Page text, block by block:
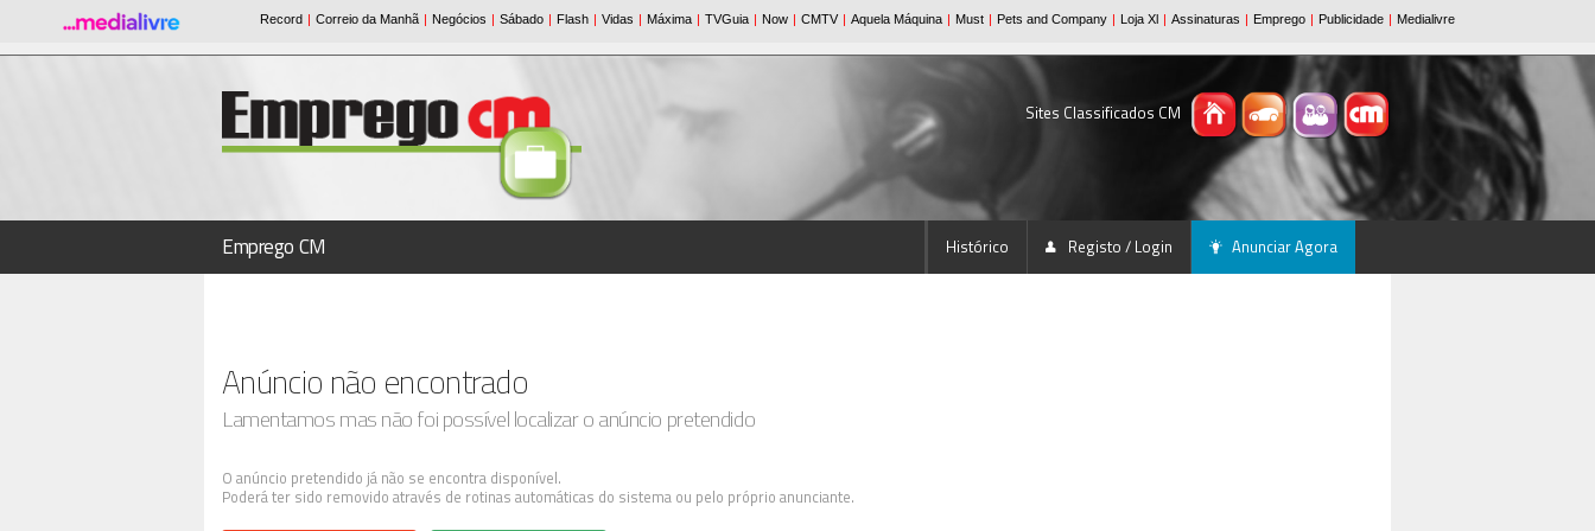
Sites Classificados CM
Emprego CM Histórico Registo / Login Anunciar Agora
Anúncio não encontrado
Lamentamos mas não foi possível localizar o anúncio pretendido
O anúncio pretendido já não se encontra disponível.
Poderá ter sido removido através de rotinas automáticas do sistema ou pelo próprio anunciante.